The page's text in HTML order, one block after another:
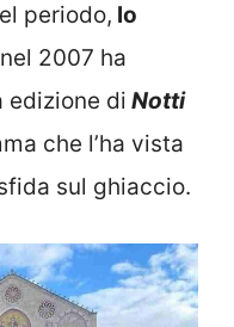
periodo, lo
2007 ha
edizione di Notti
che l’ha vista
sul ghiaccio.